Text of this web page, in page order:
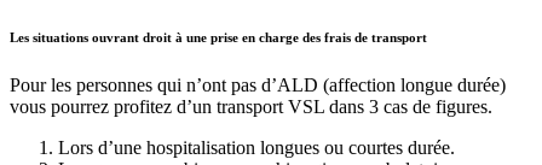
Les situations ouvrant droit à une prise en charge des frais de transport
Pour les personnes qui n’ont pas d’ALD (affection longue durée)
vous pourrez profitez d’un transport VSL dans 3 cas de figures.
Lors d’une hospitalisation longues ou courtes durée.